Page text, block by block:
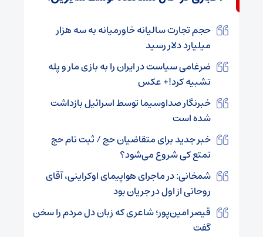
حجم تجارت سالیانه خاورمیانه به سه هزار
میلیارد دلار رسید
ضرغامی سیاست در ایران را به بازی مار و پله
تشبیه کرد!+ عکس
خبرنگار صداوسیما توسط اسرائیل بازداشت
شده است
خبر جدید برای متقاضیان حج / ثبت نام حج
تمتع کی شروع می‌شود؟
شمخانی: در ماجرای هواپیمای اوکراینی، آقای
روحانی از اول در جریان بود
قیصر امین‌پور؛ شاعری که زبان دل مردم را سخن
گفت